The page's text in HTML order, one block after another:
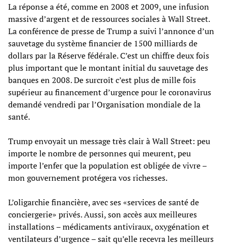
La réponse a été, comme en 2008 et 2009, une infusion
massive d’argent et de ressources sociales à Wall Street.
La conférence de presse de Trump a suivi l’annonce d’un
sauvetage du système financier de 1500 milliards de
dollars par la Réserve fédérale. C’est un chiffre deux fois
plus important que le montant initial du sauvetage des
banques en 2008. De surcroît c’est plus de mille fois
supérieur au financement d’urgence pour le coronavirus
demandé vendredi par l’Organisation mondiale de la
santé.
Trump envoyait un message très clair à Wall Street: peu
importe le nombre de personnes qui meurent, peu
importe l’enfer que la population est obligée de vivre –
mon gouvernement protégera vos richesses.
L’oligarchie financière, avec ses «services de santé de
conciergerie» privés. Aussi, son accès aux meilleures
installations – médicaments antiviraux, oxygénation et
ventilateurs d’urgence – sait qu’elle recevra les meilleurs